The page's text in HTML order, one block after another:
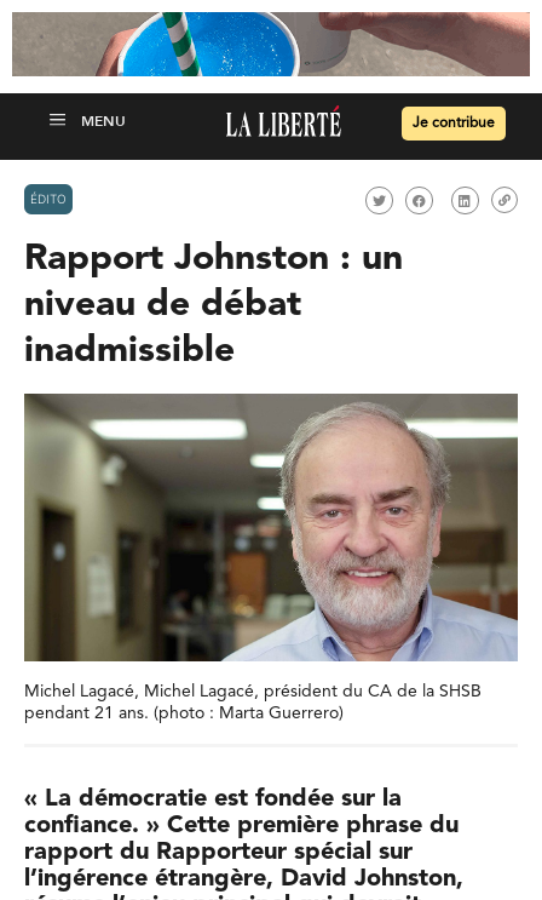
Je contribue
ÉDITO
Rapport Johnston : un
niveau de débat
inadmissible
Michel Lagacé, Michel Lagacé, président du CA de la SHSB
pendant 21 ans. (photo : Marta Guerrero)
« La démocratie est fondée sur la
confiance. » Cette première phrase du
rapport du Rapporteur spécial sur
l’ingérence étrangère, David Johnston,